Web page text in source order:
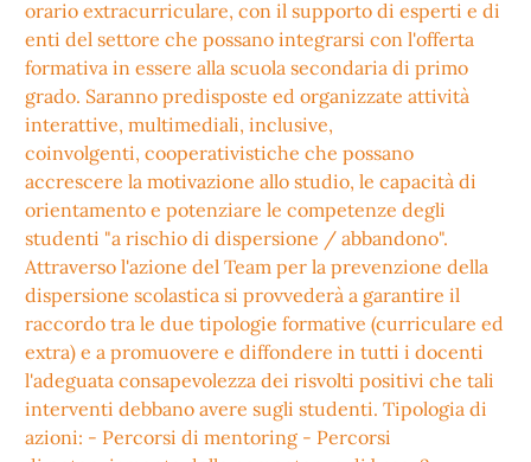
orario extracurriculare, con il supporto di esperti e di
enti del settore che possano integrarsi con l'offerta
formativa in essere alla scuola secondaria di primo
grado. Saranno predisposte ed organizzate attività
interattive, multimediali, inclusive,
coinvolgenti, cooperativistiche che possano
accrescere la motivazione allo studio, le capacità di
orientamento e potenziare le competenze degli
studenti "a rischio di dispersione / abbandono".
Attraverso l'azione del Team per la prevenzione della
dispersione scolastica si provvederà a garantire il
raccordo tra le due tipologie formative (curriculare ed
extra) e a promuovere e diffondere in tutti i docenti
l'adeguata consapevolezza dei risvolti positivi che tali
interventi debbano avere sugli studenti. Tipologia di
azioni: - Percorsi di mentoring - Percorsi